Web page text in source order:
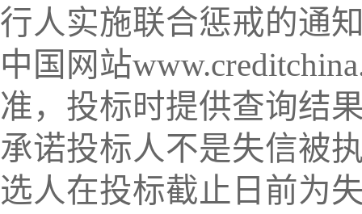
行人实施联合惩戒的通
中国网站
准，投标时提供查询结
承诺投标人不是失信被
选人在投标截止日前为